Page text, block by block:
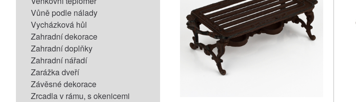
Vůně podle nálady
Vycházková hůl
Zahradní dekorace
Zahradní doplňky
Zahradní nářadí
Zarážka dveří
Závěsné dekorace
Zrcadla v rámu, s okenicemi